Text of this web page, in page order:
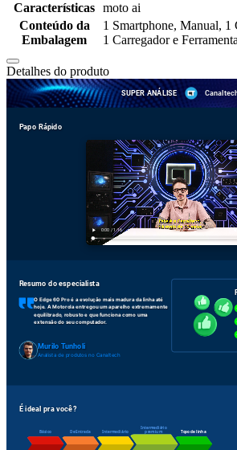
Características moto ai
Conteúdo da
Embalagem
1 Smartphone, Manual,
1 Carregador e
Detalhes do produto